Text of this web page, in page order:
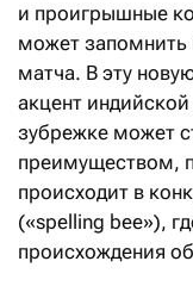
и проигрышные
может запомнить
матча. В эту
акцент
зубрежке может
преимуществом,
происходит в
(«spelling bee»),
происхождения